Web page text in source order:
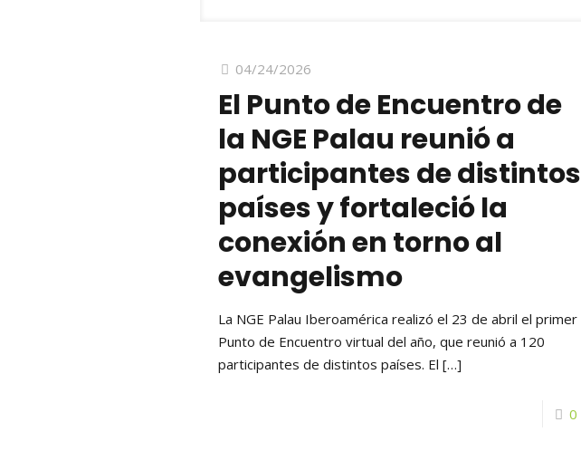
04/24/2026
El Punto de Encuentro de
la NGE Palau reunió a
participantes de distintos
países y fortaleció la
conexión en torno al
evangelismo
La NGE Palau Iberoamérica realizó el 23 de abril el primer
Punto de Encuentro virtual del año, que reunió a 120
participantes de distintos países. El […]
0